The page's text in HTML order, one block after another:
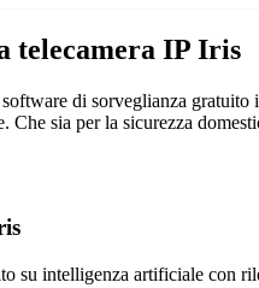
telecamera IP Iris
di sorveglianza
sia per la sicurezza
su intelligenza artificiale con